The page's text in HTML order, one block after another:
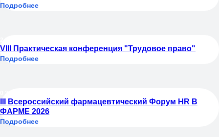
Подробнее
VIII Практическая конференция "Трудовое право"
Подробнее
III Всероссийский фармацевтический Форум HR В
ФАРМЕ 2026
Подробнее